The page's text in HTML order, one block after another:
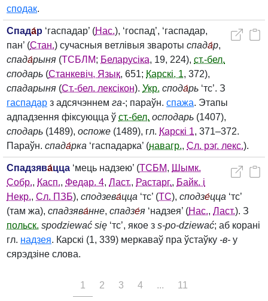
сподак.
Спада́р ‘гаспадар’ (Нас.), ‘госпад’, ‘гаспадар,
пан’ (Стан.) сучасныя ветлівыя звароты спада́р,
спада́рыня (ТСБЛМ; Беларусіка, 19, 224), ст.-бел.
сподарь (Станкевіч, Язык, 651; Карскі, 1, 372),
спадарыня (Ст.-бел. лексікон). Укр. спода́рь ‘тс’. З
гаспадар з адсячэннем га‑; параўн. спажа. Этапы
адпадзення фіксуюцца ў ст.-бел. осподарь (1407),
сподарь (1489), оспоже (1489), гл. Карскі 1, 371–372.
Параўн. спада́рка ‘гаспадарка’ (навагр., Сл. рэг. лекс.).
Спадзява́цца ‘мець надзею’ (ТСБМ, Шымк.
Собр., Касп., Федар. 4, Ласт., Растарг., Байк. і
Некр., Сл. ПЗБ), сподзева́цца ‘тс’ (ТС), сподзе́цца ‘тс’
(там жа), спадзява́нне, спадзе́я ‘надзея’ (Нас., Ласт.). З
польск. spodziewać się ‘тс’, якое з s‑po‑dziewać; аб корані
гл. надзея. Карскі (1, 339) меркаваў пра ўстаўку ‑в‑ у
сярэдзіне слова.
1 2 3 4 ... 11